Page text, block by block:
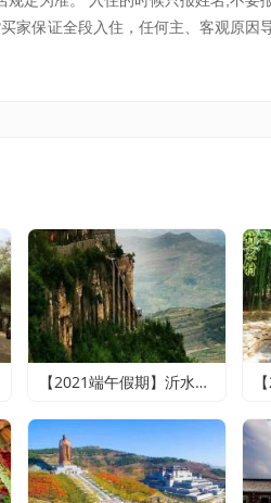
家保证全段入住，任何主、客观原因
【2021端午假期】沂水地下大峡谷、萤火虫水洞、天上王城2日游